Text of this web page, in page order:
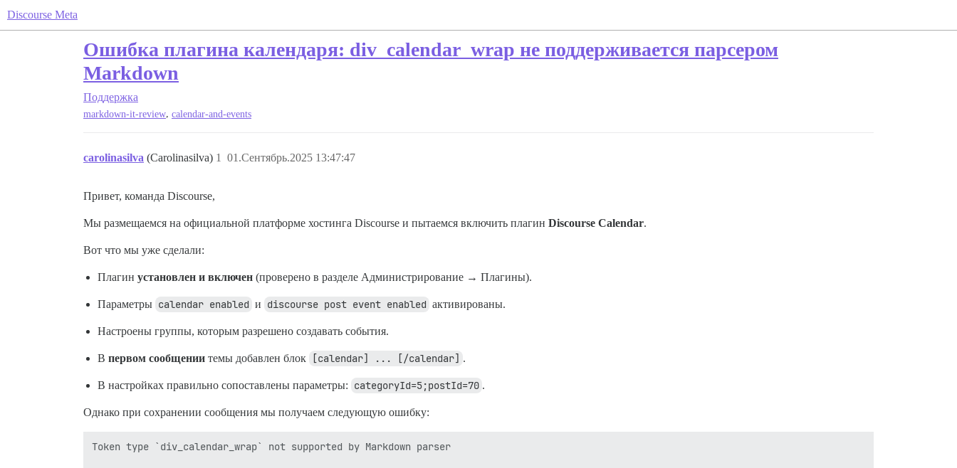
Discourse Meta
Ошибка плагина календаря: div_calendar_wrap не поддерживается парсером
Markdown
Поддержка
markdown-it-review, calendar-and-events
carolinasilva (Carolinasilva) 01.Сентябрь.2025 13:47:47
1
Привет, команда Discourse,
Мы размещаемся на официальной платформе хостинга Discourse и пытаемся включить плагин Discourse Calendar.
Вот что мы уже сделали:
Плагин установлен и включен (проверено в разделе Администрирование → Плагины).
Параметры calendar enabled и discourse post event enabled активированы.
Настроены группы, которым разрешено создавать события.
В первом сообщении темы добавлен блок [calendar] ... [/calendar] .
В настройках правильно сопоставлены параметры: categoryId=5;postId=70 .
Однако при сохранении сообщения мы получаем следующую ошибку:
Token type `div_calendar_wrap` not supported by Markdown parser